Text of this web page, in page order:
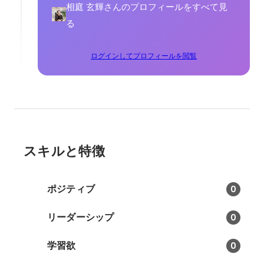
相庭 玄輝さんのプロフィールをすべて見
る
ログインしてプロフィールを閲覧
スキルと特徴
ポジティブ 0
リーダーシップ 0
学習欲 0